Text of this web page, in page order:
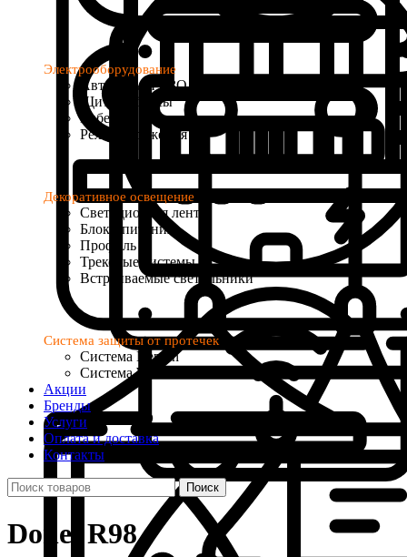
Электрооборудование
Автоматы и УЗО
Щиты и боксы
Кабель и провод
Реле напряжения
Декоративное освещение
Светодиодная лента
Блоки питания
Профиль
Трековые системы
Встраиваемые светильники
Система защиты от протечек
Система Neptun
Система Welrok Base
Акции
Бренды
Услуги
Оплата и доставка
Контакты
Поиск
Donel R98